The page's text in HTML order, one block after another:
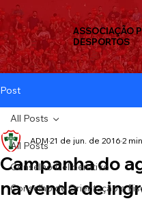
ASSOCIAÇÃO
DESPORTOS
Post
All Posts
Conselho Deliberativo
Conselho de Orientação e
All Posts
Campanha do
na venda de
ADM 21 de jun. de 2016 2